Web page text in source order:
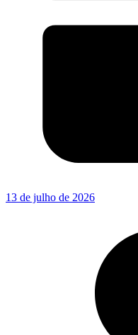
13 de julho de 2026